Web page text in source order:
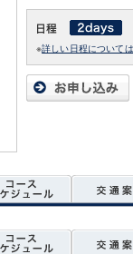
※詳しい日程について